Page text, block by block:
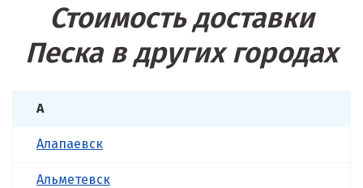
Стоимость доставки
Песка в других городах
А
Алапаевск
Альметевск